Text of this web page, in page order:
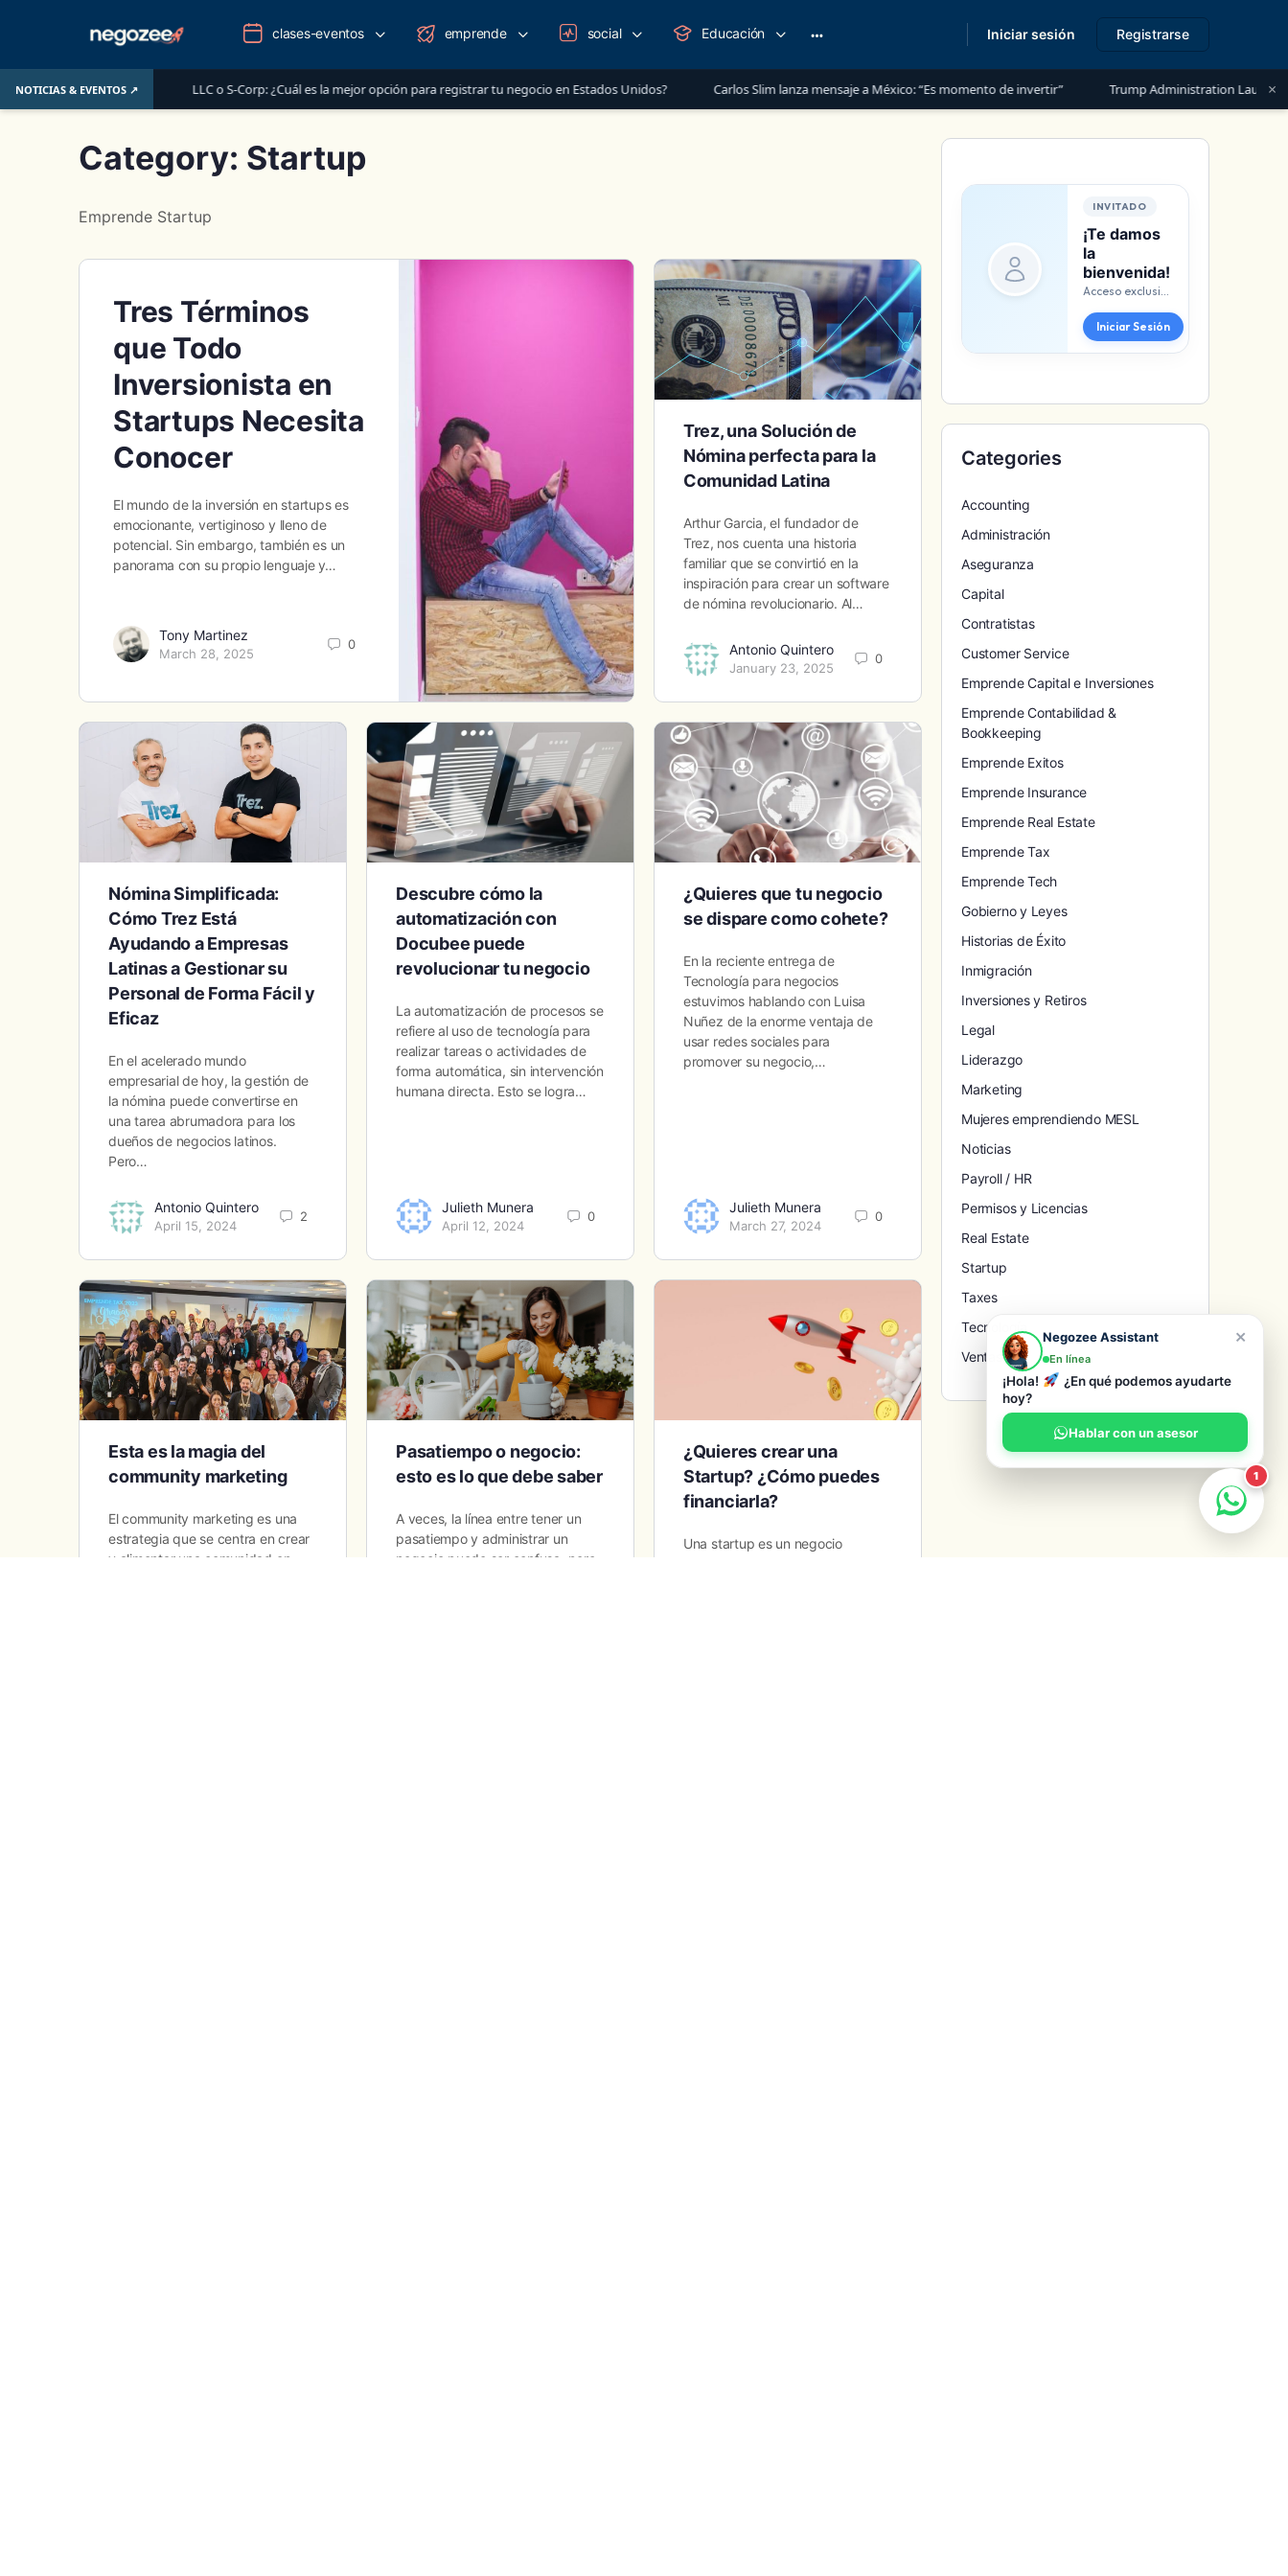
NOTICIAS & EVENTOS ↗
junio de 2026 LLC o S-Corp: ¿Cuál es la mejor opción para registrar tu negocio en Estados Unidos? Carlos Slim lanza mensaje a México: “Es momento de invertir” Trump Administration Launches “Trump×
clases-eventos emprende social Educación
options
Iniciar sesión Registrarse
Category: Startup
Emprende Startup
Tres Términos
que Todo
Inversionista en
Startups Necesita
Conocer
El mundo de la inversión en startups es
emocionante, vertiginoso y lleno de
potencial. Sin embargo, también es un
panorama con su propio lenguaje y…
Tony Martinez
March 28, 2025
0
Trez, una Solución de
Nómina perfecta para la
Comunidad Latina
Arthur Garcia, el fundador de
Trez, nos cuenta una historia
familiar que se convirtió en la
inspiración para crear un software
de nómina revolucionario. Al…
Antonio Quintero
January 23, 2025
0
Nómina Simplificada:
Cómo Trez Está
Ayudando a Empresas
Latinas a Gestionar su
Personal de Forma Fácil y
Eficaz
En el acelerado mundo
empresarial de hoy, la gestión de
la nómina puede convertirse en
una tarea abrumadora para los
dueños de negocios latinos.
Pero…
Antonio Quintero
April 15, 2024
2
Descubre cómo la
automatización con
Docubee puede
revolucionar tu negocio
La automatización de procesos se
refiere al uso de tecnología para
realizar tareas o actividades de
forma automática, sin intervención
humana directa. Esto se logra…
Julieth Munera
April 12, 2024
0
¿Quieres que tu negocio
se dispare como cohete?
En la reciente entrega de
Tecnología para negocios
estuvimos hablando con Luisa
Nuñez de la enorme ventaja de
usar redes sociales para
promover su negocio,…
Julieth Munera
March 27, 2024
0
Esta es la magia del
community marketing
El community marketing es una
estrategia que se centra en crear
y alimentar una comunidad en
Pasatiempo o negocio:
esto es lo que debe saber
A veces, la línea entre tener un
pasatiempo y administrar un
negocio puede ser confusa, pero
¿Quieres crear una
Startup? ¿Cómo puedes
financiarla?
Una startup es un negocio
INVITADO
¡Te damos
la
bienvenida!
Acceso exclusivo para miembros. ¡Identifícate aquí!
Iniciar Sesión
Categories
Accounting
Administración
Aseguranza
Capital
Contratistas
Customer Service
Emprende Capital e Inversiones
Emprende Contabilidad &
Bookkeeping
Emprende Exitos
Emprende Insurance
Emprende Real Estate
Emprende Tax
Emprende Tech
Gobierno y Leyes
Historias de Éxito
Inmigración
Inversiones y Retiros
Legal
Liderazgo
Marketing
Mujeres emprendiendo MESL
Noticias
Payroll / HR
Permisos y Licencias
Real Estate
Startup
Taxes
Tecnología
Ventas
×
Negozee Assistant
En línea
¡Hola!
¿En qué podemos ayudarte
hoy?
Hablar con un asesor
1